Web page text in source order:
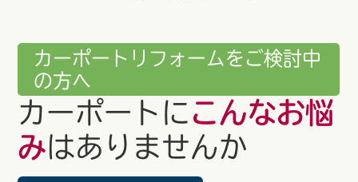
カーポートリフォームをご検討中
の方へ
カーポートに こんなお悩
みはありませんか